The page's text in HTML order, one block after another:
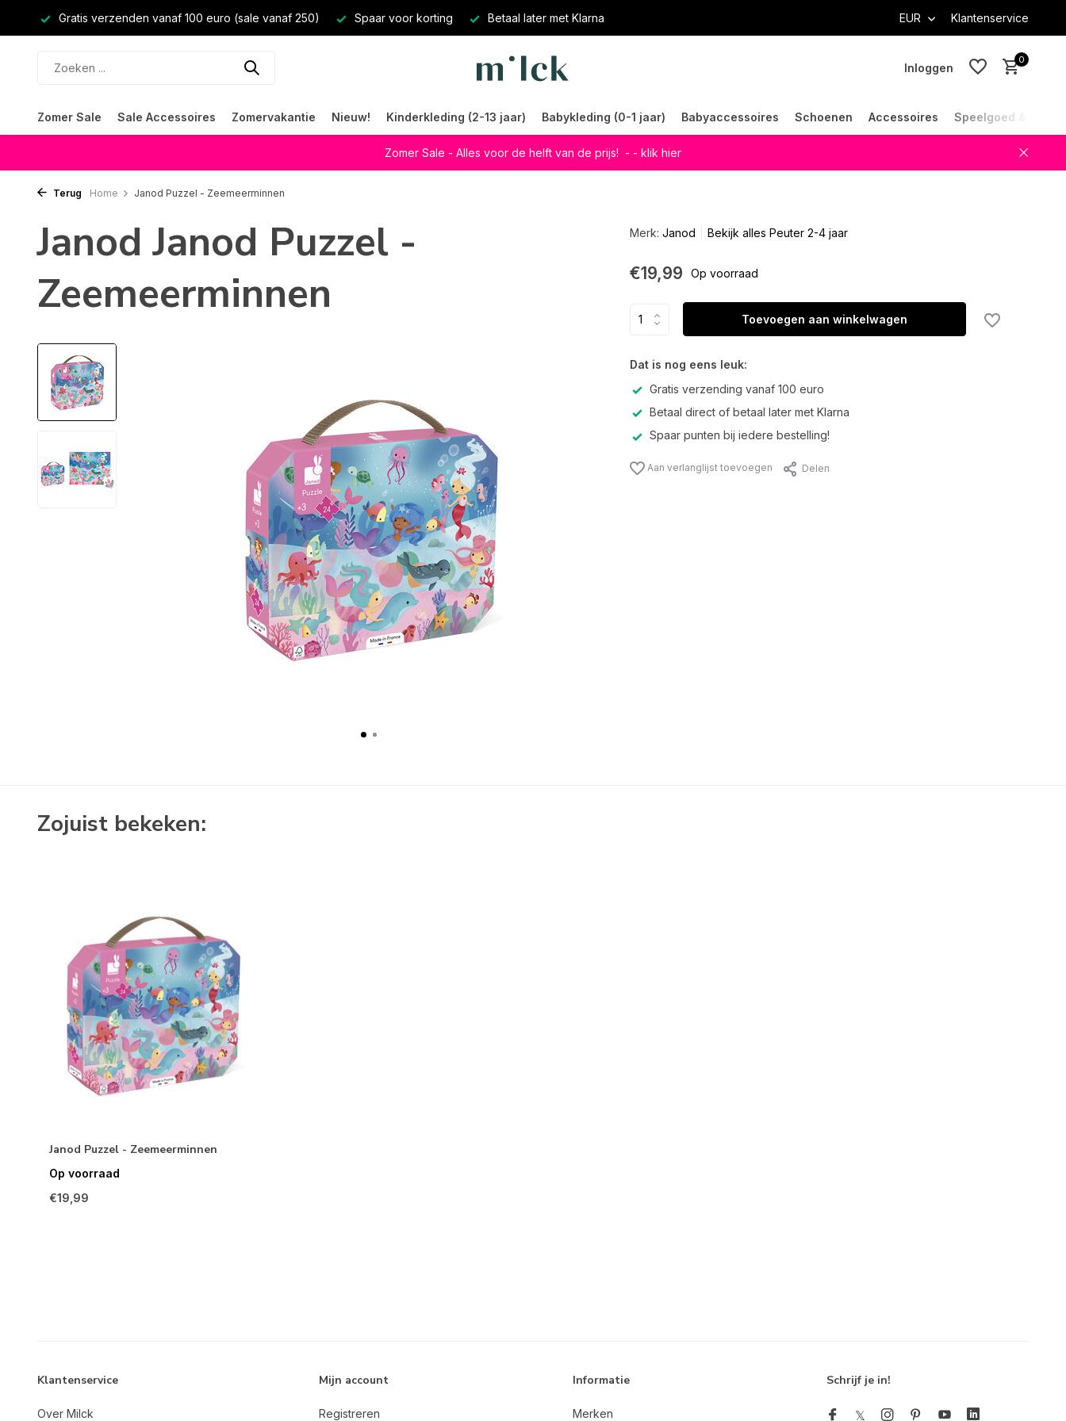
Gratis verzenden vanaf 100 euro (sale vanaf 250) Spaar voor korting Betaal later met Klarna EUR Klantenservice
Inloggen
0
Zomer Sale Sale Accessoires Zomervakantie Nieuw! Kinderkleding (2-13 jaar) Babykleding (0-1 jaar) Babyaccessoires Schoenen Accessoires Speelgoed &
Zomer Sale - Alles voor de helft van de prijs! - - klik hier
Terug Home Janod Puzzel - Zeemeerminnen
Janod Janod Puzzel -
Zeemeerminnen
Merk: Janod Bekijk alles Peuter 2-4 jaar
€19,99 Op voorraad
Toevoegen aan winkelwagen
Dat is nog eens leuk:
Gratis verzending vanaf 100 euro
Betaal direct of betaal later met Klarna
Spaar punten bij iedere bestelling!
Aan verlanglijst toevoegen Delen
Zojuist bekeken:
Janod Puzzel - Zeemeerminnen
Op voorraad
€19,99
Klantenservice
Over Milck
Mijn account
Registreren
Informatie
Merken
Schrijf je in!